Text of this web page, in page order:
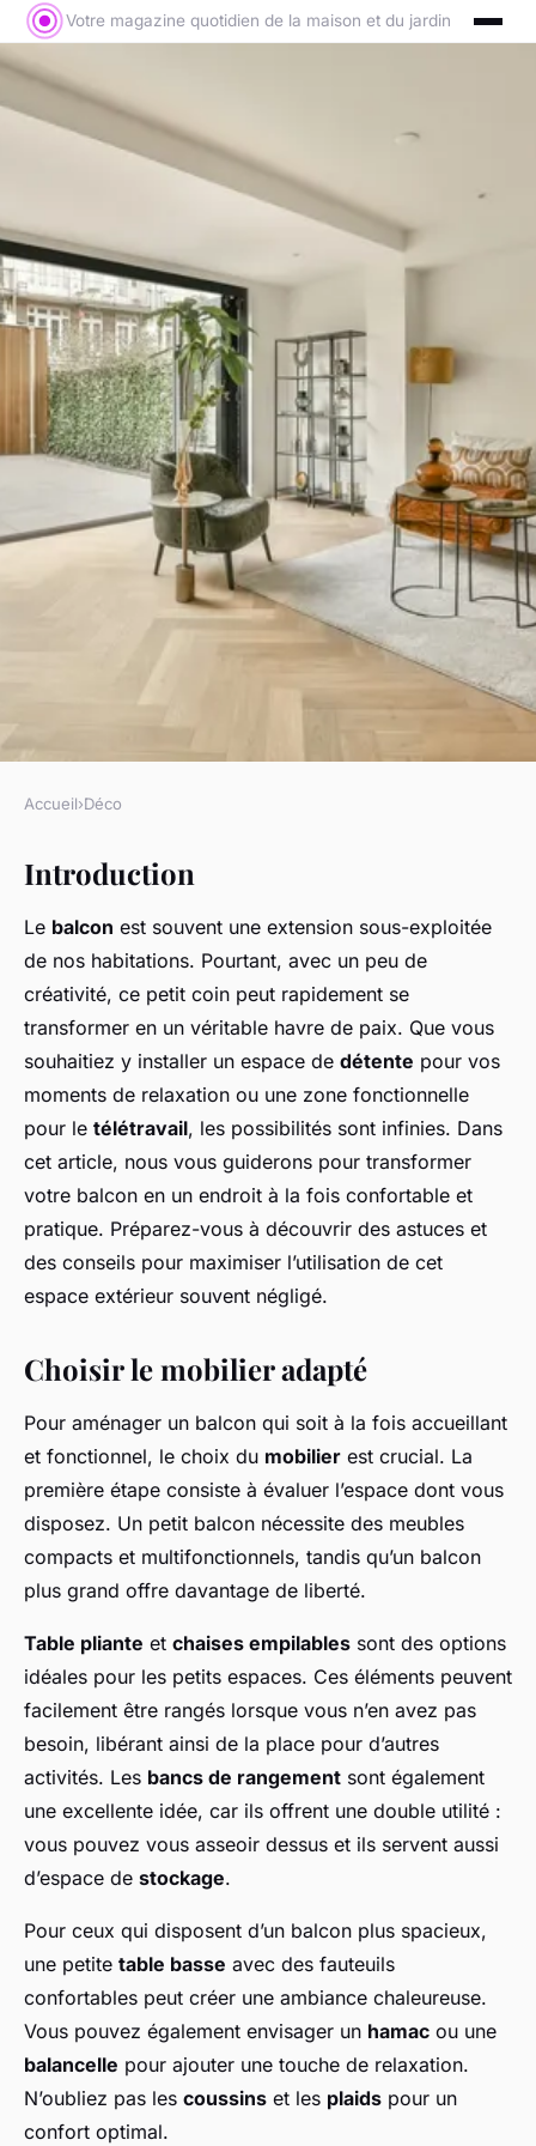
Votre magazine quotidien de la maison et du jardin
Comment aménager un balcon
pour en faire un espace de
détente et de travail?
• 7 octobre 2024 • 6 min de lecture
Accueil›Déco
Introduction
Le balcon est souvent une extension sous-exploitée
de nos habitations. Pourtant, avec un peu de
créativité, ce petit coin peut rapidement se
transformer en un véritable havre de paix. Que vous
souhaitiez y installer un espace de détente pour vos
moments de relaxation ou une zone fonctionnelle
pour le télétravail, les possibilités sont infinies. Dans
cet article, nous vous guiderons pour transformer
votre balcon en un endroit à la fois confortable et
pratique. Préparez-vous à découvrir des astuces et
des conseils pour maximiser l’utilisation de cet
espace extérieur souvent négligé.
Choisir le mobilier adapté
Pour aménager un balcon qui soit à la fois accueillant
et fonctionnel, le choix du mobilier est crucial. La
première étape consiste à évaluer l’espace dont vous
disposez. Un petit balcon nécessite des meubles
compacts et multifonctionnels, tandis qu’un balcon
plus grand offre davantage de liberté.
Table pliante et chaises empilables sont des options
idéales pour les petits espaces. Ces éléments peuvent
facilement être rangés lorsque vous n’en avez pas
besoin, libérant ainsi de la place pour d’autres
activités. Les bancs de rangement sont également
une excellente idée, car ils offrent une double utilité :
vous pouvez vous asseoir dessus et ils servent aussi
d’espace de stockage.
Pour ceux qui disposent d’un balcon plus spacieux,
une petite table basse avec des fauteuils
confortables peut créer une ambiance chaleureuse.
Vous pouvez également envisager un hamac ou une
balancelle pour ajouter une touche de relaxation.
N’oubliez pas les coussins et les plaids pour un
confort optimal.